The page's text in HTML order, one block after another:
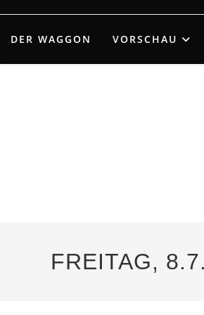
springen
DER WAGGON VORSCHAU
FREITAG,